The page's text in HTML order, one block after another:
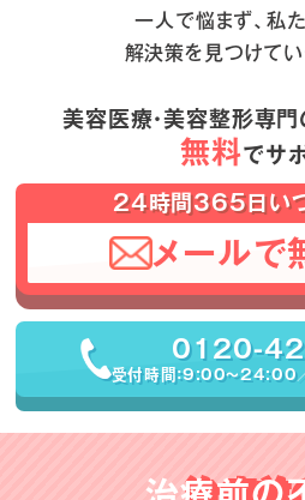
一人で悩まず、私
解決策を見つけてい
美容医療・美容整形専
無料でサポ
24時間365日い
メールで
0120-
受付時間：9:00〜24:00